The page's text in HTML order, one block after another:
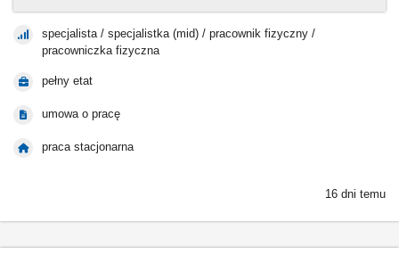
specjalista / specjalistka (mid) / pracownik fizyczny /
pracowniczka fizyczna
pełny etat
umowa o pracę
praca stacjonarna
16 dni temu